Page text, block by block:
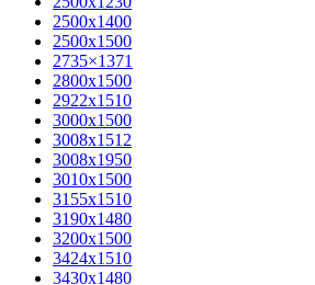
2500х1400
2500х1500
2735×1371
2800х1500
2922х1510
3000х1500
3008х1512
3008х1950
3010х1500
3155х1510
3190х1480
3200х1500
3424х1510
3430х1480